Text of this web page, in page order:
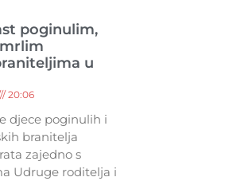
poginulim,
u
20:06
djece poginulih i
branitelja
zajedno s
Udruge roditelja i